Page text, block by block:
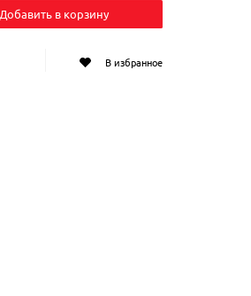
Добавить в корзину
В избранное